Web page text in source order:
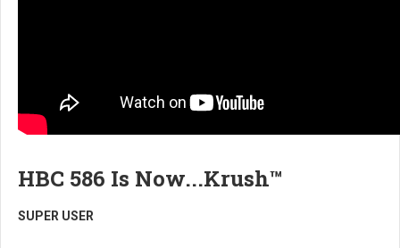
HBC 586 Is Now...Krush™
SUPER USER